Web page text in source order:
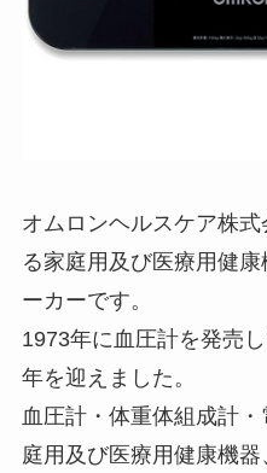
オムロンヘルスケア株
る家庭用及び医療用健
ーカーです。
1973年に血圧計を発売
年を迎えました。
血圧計・体重体組成計
庭用及び医療用健康機